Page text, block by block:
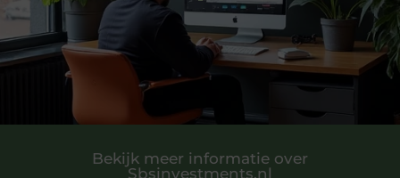
Bekijk meer informatie over
Sbsinvestments.nl